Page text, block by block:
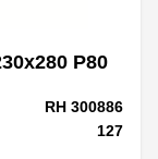
P80
RH 300886
127